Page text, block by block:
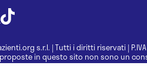
s.r.l. | Tutti i diritti riservati |
in questo sito non sono un
dal medico. Non si devono